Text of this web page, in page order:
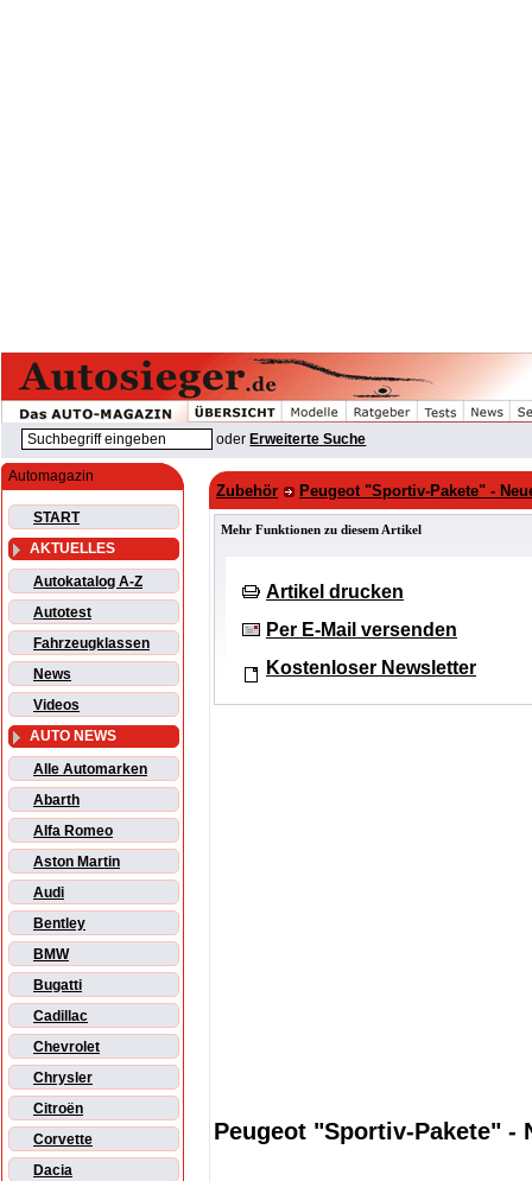
oder Erweiterte Suche
Automagazin
START
AKTUELLES
Autokatalog A-Z
Autotest
Fahrzeugklassen
News
Videos
AUTO NEWS
Alle Automarken
Abarth
Alfa Romeo
Aston Martin
Audi
Bentley
BMW
Bugatti
Cadillac
Chevrolet
Chrysler
Citroën
Corvette
Dacia
Zubehör Peugeot "Sportiv-Pakete" -
Mehr Funktionen zu diesem Artikel
Artikel drucken
Per E-Mail versenden
Kostenloser Newsletter
Peugeot "Sportiv-Pakete" -